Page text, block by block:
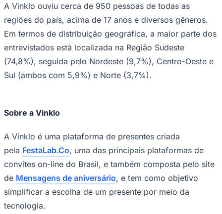
Santos
A Vinklo ouviu cerca de 950 pessoas de todas as
regiões do país, acima de 17 anos e diversos gêneros.
Em termos de distribuição geográfica, a maior parte dos
entrevistados está localizada na Região Sudeste
(74,8%), seguida pelo Nordeste (9,7%), Centro-Oeste e
Sul (ambos com 5,9%) e Norte (3,7%).
Sobre a Vinklo
A Vinklo é uma plataforma de presentes criada
pela FestaLab.Co, uma das principais plataformas de
convites on-line do Brasil, e também composta pelo site
de Mensagens de aniversário, e tem como objetivo
simplificar a escolha de um presente por meio da
tecnologia.